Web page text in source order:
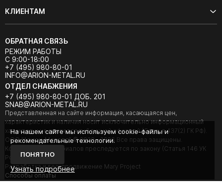
КЛИЕНТАМ
ОБРАТНАЯ СВЯЗЬ
РЕЖИМ РАБОТЫ
С 9:00-18:00
+7 (495) 980-80-01
INFO@ARION-METAL.RU
ОТДЕЛ СНАБЖЕНИЯ
+7 (495) 980-80-01 ДОБ. 201
SNAB@ARION-METAL.RU
Представленная на сайте информация, касающаяся цен,
характеристик и наличия носит исключительно информационный
характер и не является публичной офертой (Статья 437(2) ГК РФ).
ООО "Арион-Металл" © 2020 - 2026 Все права защищены.
Копирование материалов преследуется по закону (Статья 146 УК
РФ).
Разработка и seo-продвижение Mary Project
Cпособы оплаты
На нашем сайте мы используем cookie-файлы и
рекомендательные технологии.
ПОНЯТНО
Узнать подробнее